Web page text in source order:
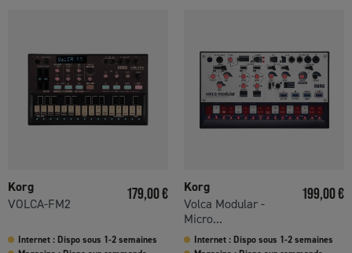
Korg
VOLCA-FM2
Prix
179,00 €
Internet : Dispo sous 1-2 semaines
Korg
Volca Modular -
Micro...
Prix
199,00 €
Internet : Dispo sous 1-2 semaines